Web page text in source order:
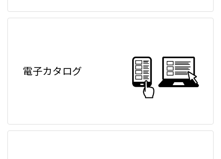
電子カタログ